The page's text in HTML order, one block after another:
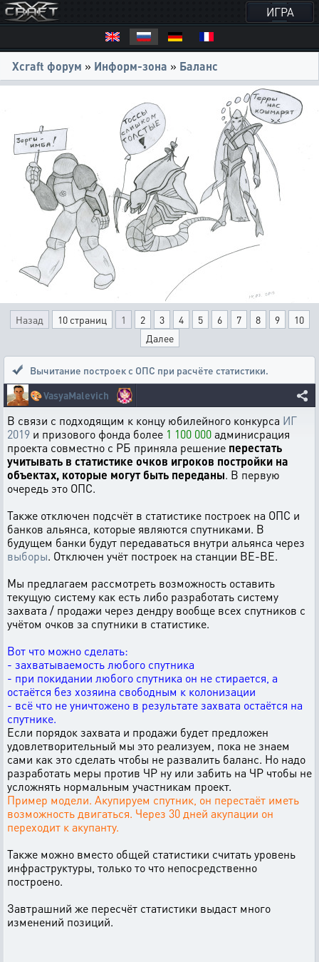
ИГРА
Xcraft форум » Информ-зона » Баланс
Назад 10 страниц 1 2 3 4 5 6 7 8 9
10
Далее
Вычитание построек с ОПС при расчёте статистики.
🎨VasyaMalevich
В связи с подходящим к концу юбилейного конкурса ИГ
2019 и призового фонда более 1 100 000админисрация
проекта совместно с РБ приняла решение перестать
учитывать в статистике очков игроков постройки на
объектах, которые могут быть переданы. В первую
очередь это ОПС.
Также отключен подсчёт в статистике построек на ОПС и
банков альянса, которые являются спутниками. В
будущем банки будут передаваться внутри альянса через
выборы. Отключен учёт построек на станции BE-BE.
Мы предлагаем рассмотреть возможность оставить
текущую систему как есть либо разработать систему
захвата / продажи через дендру вообще всех спутников с
учётом очков за спутники в статистике.
Вот что можно сделать:
- захватываемость любого спутника
- при покидании любого спутника он не стирается, а
остаётся без хозяина свободным к колонизации
- всё что не уничтожено в результате захвата остаётся на
спутнике.
Если порядок захвата и продажи будет предложен
удовлетворительный мы это реализуем, пока не знаем
сами как это сделать чтобы не развалить баланс. Но надо
разработать меры против ЧР ну или забить на ЧР чтобы не
усложнять нормальным участникам проект.
Пример модели. Акупируем спутник, он перестаёт иметь
возможность двигаться. Через 30 дней акупации он
переходит к акупанту.
Также можно вместо общей статистики считать уровень
инфраструктуры, только то что непосредственно
построено.
Завтрашний же пересчёт статистики выдаст много
изменений позиций.